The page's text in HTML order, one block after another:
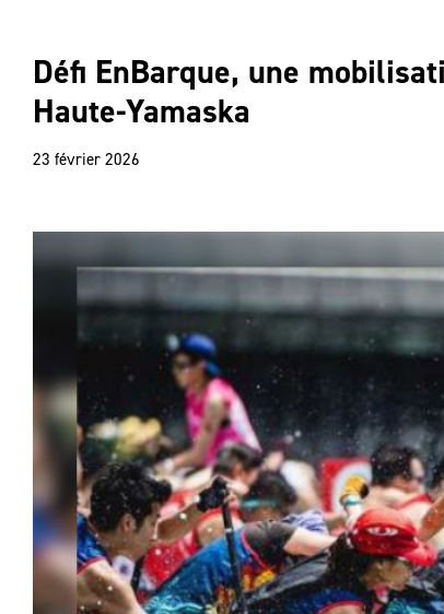
Défi EnBarque, une
Haute-Yamaska
23 février 2026